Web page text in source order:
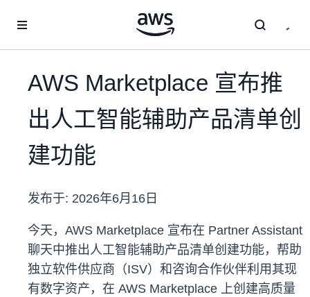
AWS Marketplace 宣布推
出人工智能辅助产品清单创
建功能
发布于: 2026年6月16日
今天，AWS Marketplace 宣布在 Partner Assistant
聊天中推出人工智能辅助产品清单创建功能，帮助
独立软件供应商（ISV）和咨询合作伙伴利用其现
有数字资产，在 AWS Marketplace 上创建高质量